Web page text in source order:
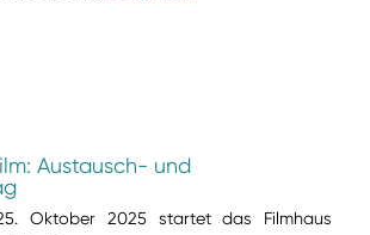
Austausch- und
Oktober 2025 startet das Filmhaus